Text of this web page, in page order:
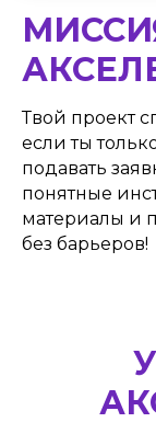
Твой проект
если ты
подавать
понятные
материалы и
без барьеров!